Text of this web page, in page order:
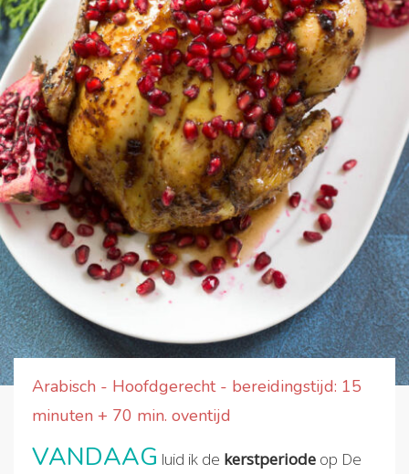
Arabisch - Hoofdgerecht - bereidingstijd: 15
minuten + 70 min. oventijd
VANDAAG luid ik de kerstperiode op De